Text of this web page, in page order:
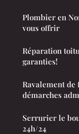
Plombier en
vous offrir
Réparation
garanties!
Ravalement de
démarches
Serrurier le
24h/24